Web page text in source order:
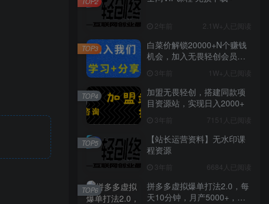
2年前 2.1W+人已阅读
白菜价解锁20000+N个赚钱
机会，加入无畏轻创会员，
3年前 1W+人已阅读
TOP3
加盟无畏轻创，搭建同款项
目资源站，实现日入2000+
3年前 7151人已阅读
TOP4
【站长运营资料】无水印课
程资源
3年前 6684人已阅读
TOP5
拼多多虚拟爆单打法2.0，每
天10分钟，月产5000+，从0
TOP6